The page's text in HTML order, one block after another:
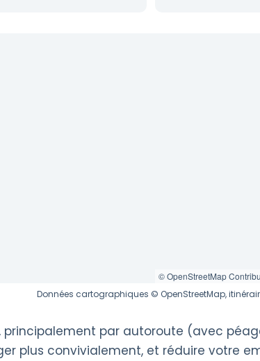
© OpenStreetMap
Données cartographiques © OpenStreetMap,
principalement par autoroute (avec
plus convivialement, et réduire votre